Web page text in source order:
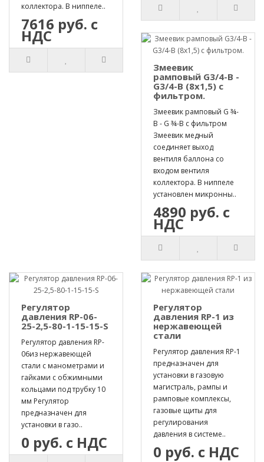
коллектора. В ниппеле..
7616 руб. с
НДС
Змеевик
рамповый G3/4-B -
G3/4-B (8х1,5) с
фильтром.
Змеевик рамповый G ¾-
B - G ¾-B с фильтром
Змеевик медный
соединяет выход
вентиля баллона со
входом вентиля
коллектора. В ниппеле
установлен микронны..
4890 руб. с
НДС
Регулятор
давления RP-06-
25-2,5-80-1-15-15-S
Регулятор давления RP-
06из нержавеющей
стали с манометрами и
гайками с обжимными
кольцами под трубку 10
мм Регулятор
предназначен для
установки в газо..
0 руб. с НДС
Регулятор
давления RP-1 из
нержавеющей
стали
Регулятор давления RP-1
предназначен для
установки в газовую
магистраль, рампы и
рамповые комплексы,
газовые щиты для
регулирования
давления в системе..
0 руб. с НДС